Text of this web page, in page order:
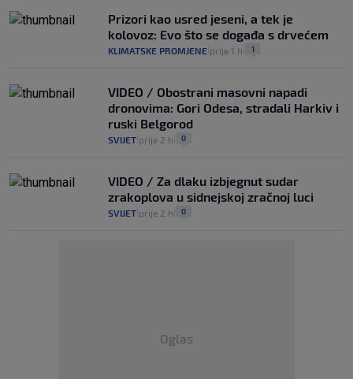
Prizori kao usred jeseni, a tek je
kolovoz: Evo što se događa s drvećem
KLIMATSKE PROMJENE prije 1 h 1
VIDEO / Obostrani masovni napadi
dronovima: Gori Odesa, stradali Harkiv i
ruski Belgorod
SVIJET prije 2 h 0
VIDEO / Za dlaku izbjegnut sudar
zrakoplova u sidnejskoj zračnoj luci
SVIJET prije 2 h 0
Oglas